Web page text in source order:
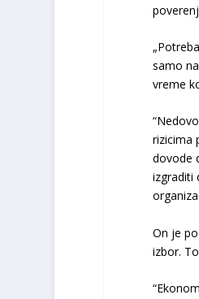
samo
vreme
rizicima
dovode
izgraditi
On je
izbor.